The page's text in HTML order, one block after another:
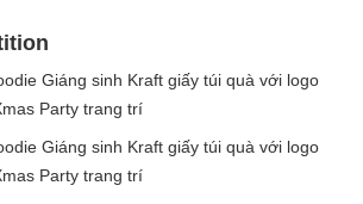
Giáng sinh Kraft giấy túi quà với logo
Party trang trí
Giáng sinh Kraft giấy túi quà với logo
Party trang trí